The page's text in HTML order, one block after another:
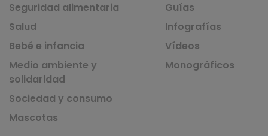
Seguridad alimentaria
Salud
Bebé e infancia
Medio ambiente y
solidaridad
Sociedad y consumo
Mascotas
Guías
Infografías
Vídeos
Monográficos